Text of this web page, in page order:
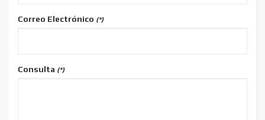
Correo Electrónico (*)
Consulta (*)